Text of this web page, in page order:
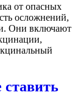
от опасных
осложнений,
Они включают